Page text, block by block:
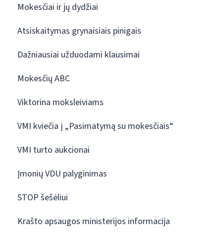
Mokesčiai ir jų dydžiai
Atsiskaitymas grynaisiais pinigais
Dažniausiai užduodami klausimai
Mokesčių ABC
Viktorina moksleiviams
VMI kviečia į „Pasimatymą su mokesčiais“
VMI turto aukcionai
Įmonių VDU palyginimas
STOP šešėliui
Krašto apsaugos ministerijos informacija